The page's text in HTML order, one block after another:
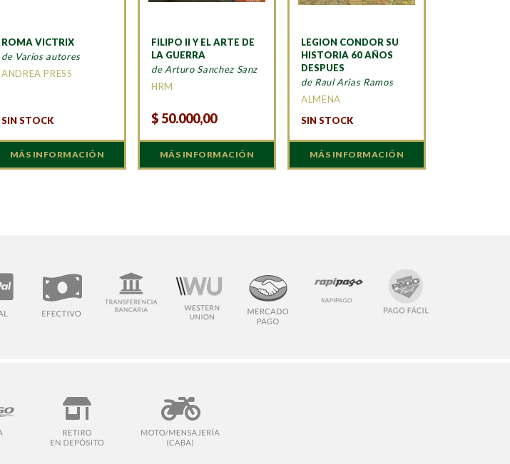
ROMA VICTRIX
de Varios autores
ANDREA PRESS
SIN STOCK
MÁS INFORMACIÓN
FILIPO II Y EL ARTE DE
LA GUERRA
de Arturo Sanchez Sanz
HRM
$ 50.000,00
MÁS INFORMACIÓN
LEGION CONDOR SU
HISTORIA 60 AÑOS
DESPUES
de Raul Arias Ramos
ALMENA
SIN STOCK
MÁS INFORMACIÓN